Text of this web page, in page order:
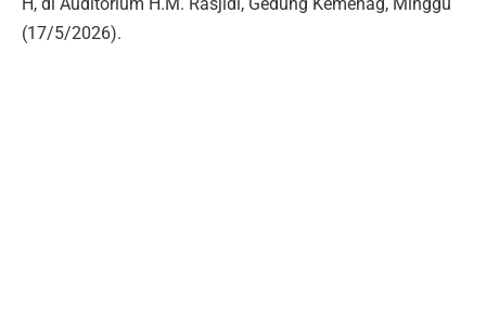
H, di Auditorium H.M. Rasjidi, Gedung Kemenag, Minggu
(17/5/2026).